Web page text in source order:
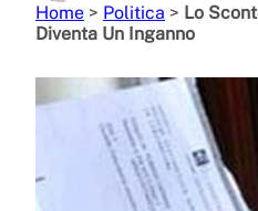
Home > Politica > Lo
Diventa Un Inganno